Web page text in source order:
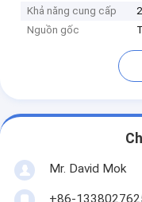
Khả năng cung cấp
Nguồn gốc
Mr. David Mok
+86-